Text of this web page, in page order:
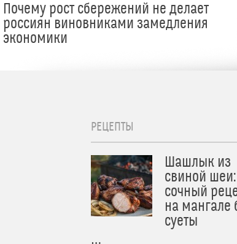
Почему рост сбережений не делает
россиян виновниками замедления
экономики
РЕЦЕПТЫ
Шашлык из
свиной шеи:
сочный
на мангале
суеты